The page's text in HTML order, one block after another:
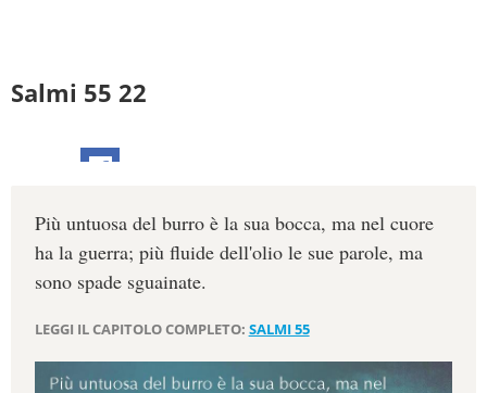
Salmi 55 22
Più untuosa del burro è la sua bocca, ma nel cuore
ha la guerra; più fluide dell'olio le sue parole, ma
sono spade sguainate.
LEGGI IL CAPITOLO COMPLETO: SALMI 55